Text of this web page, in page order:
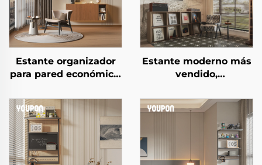
Estante organizador
para pared económico,
almacenamiento
montado en la pared,
estante metálico para
pared para rincón de
café
Estante moderno más
vendido,
organizador flotante
montado en la pared,
solución decorativa
para estudio